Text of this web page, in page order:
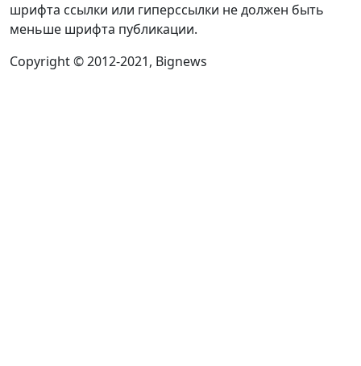
шрифта ссылки или гиперссылки не должен быть
меньше шрифта публикации.
Copyright © 2012-2021, Bignews